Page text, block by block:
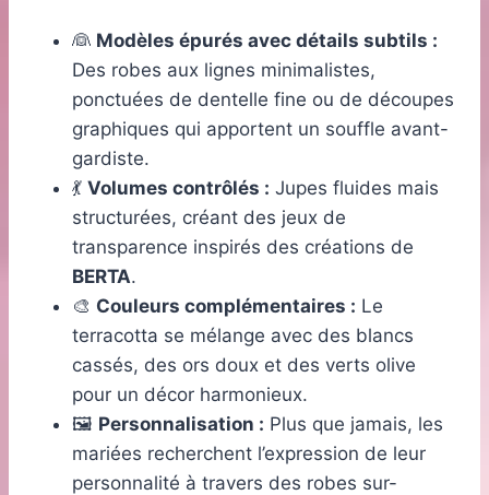
👰 Modèles épurés avec détails subtils :
Des robes aux lignes minimalistes,
ponctuées de dentelle fine ou de découpes
graphiques qui apportent un souffle avant-
gardiste.
💃 Volumes contrôlés : Jupes fluides mais
structurées, créant des jeux de
transparence inspirés des créations de
BERTA.
🎨 Couleurs complémentaires : Le
terracotta se mélange avec des blancs
cassés, des ors doux et des verts olive
pour un décor harmonieux.
🖼️ Personnalisation : Plus que jamais, les
mariées recherchent l’expression de leur
personnalité à travers des robes sur-